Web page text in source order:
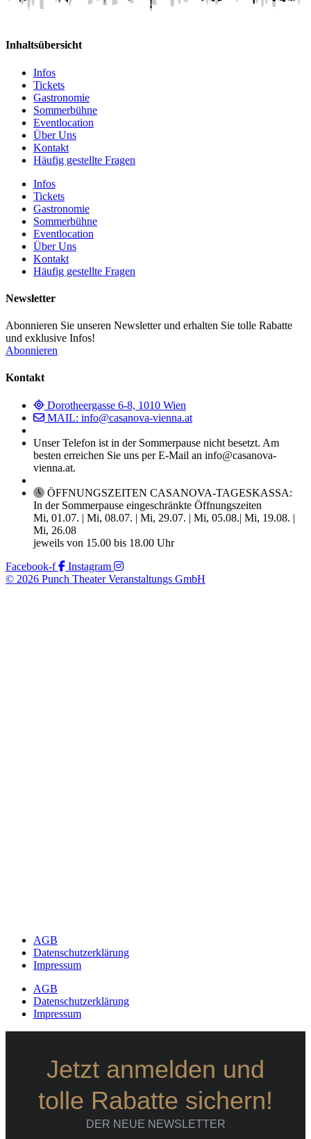
Inhaltsübersicht
Infos
Tickets
Gastronomie
Sommerbühne
Eventlocation
Über Uns
Kontakt
Häufig gestellte Fragen
Infos
Tickets
Gastronomie
Sommerbühne
Eventlocation
Über Uns
Kontakt
Häufig gestellte Fragen
Newsletter
Abonnieren Sie unseren Newsletter und erhalten Sie tolle Rabatte
und exklusive Infos!
Abonnieren
Kontakt
Dorotheergasse 6-8, 1010 Wien
MAIL: info@casanova-vienna.at
Unser Telefon ist in der Sommerpause nicht besetzt. Am
besten erreichen Sie uns per E-Mail an info@casanova-
vienna.at.
ÖFFNUNGSZEITEN CASANOVA-TAGESKASSA:
In der Sommerpause eingeschränkte Öffnungszeiten
Mi, 01.07. | Mi, 08.07. | Mi, 29.07. | Mi, 05.08.| Mi, 19.08. |
Mi, 26.08
jeweils von 15.00 bis 18.00 Uhr
Facebook-f
Instagram
© 2026 Punch Theater Veranstaltungs GmbH
AGB
Datenschutzerklärung
Impressum
AGB
Datenschutzerklärung
Impressum
Jetzt anmelden und
tolle Rabatte sichern!
DER NEUE NEWSLETTER